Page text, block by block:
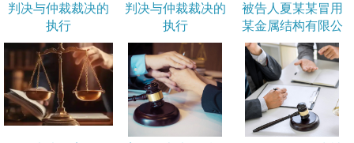
判决与仲裁裁决的
执行
判决与仲裁裁决的
执行
被告人夏某某冒用
某金属结构有限公
司的名义